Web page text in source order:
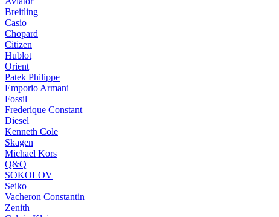
Breitling
Casio
Chopard
Citizen
Hublot
Orient
Patek Philippe
Emporio Armani
Fossil
Frederique Constant
Diesel
Kenneth Cole
Skagen
Michael Kors
Q&Q
SOKOLOV
Seiko
Vacheron Constantin
Zenith